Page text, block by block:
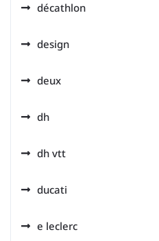
décathlon
design
deux
dh
dh vtt
ducati
e leclerc